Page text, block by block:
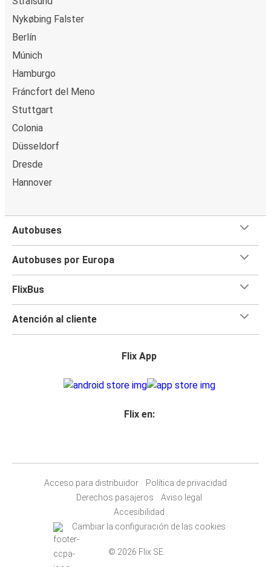
Nykøbing Falster
Berlín
Múnich
Hamburgo
Fráncfort del Meno
Stuttgart
Colonia
Düsseldorf
Dresde
Hannover
Autobuses
Autobuses por Europa
FlixBus
Atención al cliente
Flix App
Flix en:
Acceso para distribuidor
Política de privacidad
Derechos pasajeros
Aviso legal
Accesibilidad
Cambiar la configuración de las cookies
© 2026 Flix SE